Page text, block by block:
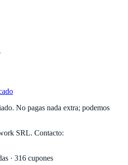
No pagas nada extra; podemos
SRL. Contacto:
· 316 cupones